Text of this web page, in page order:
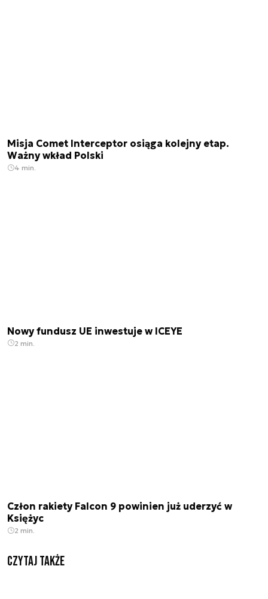
Misja Comet Interceptor osiąga kolejny etap.
Ważny wkład Polski
4 min.
Nowy fundusz UE inwestuje w ICEYE
2 min.
Człon rakiety Falcon 9 powinien już uderzyć w
Księżyc
2 min.
Czytaj także